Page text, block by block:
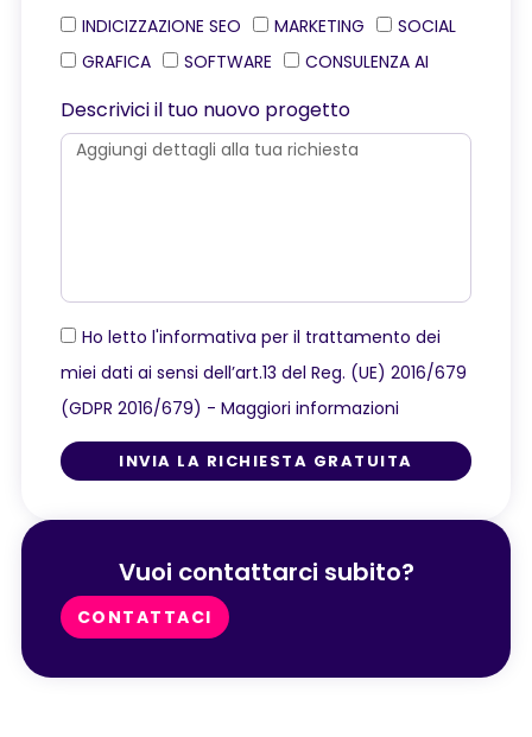
INDICIZZAZIONE SEO
MARKETING
SOCIAL
GRAFICA
SOFTWARE CONSULENZA AI
Descrivici il tuo nuovo progetto
Ho letto l'informativa per il trattamento dei
miei dati ai sensi dell’art.13 del Reg. (UE) 2016/679
(GDPR 2016/679) - Maggiori informazioni
INVIA LA RICHIESTA GRATUITA
Vuoi contattarci subito?
CONTATTACI